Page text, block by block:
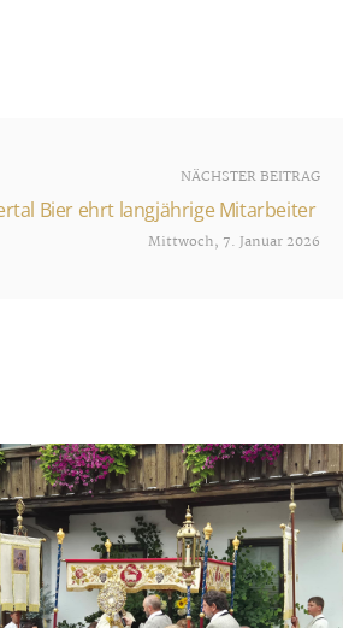
NÄCHSTER BEITRAG
Bier ehrt langjährige Mitarbeiter
Mittwoch, 7. Januar 2026